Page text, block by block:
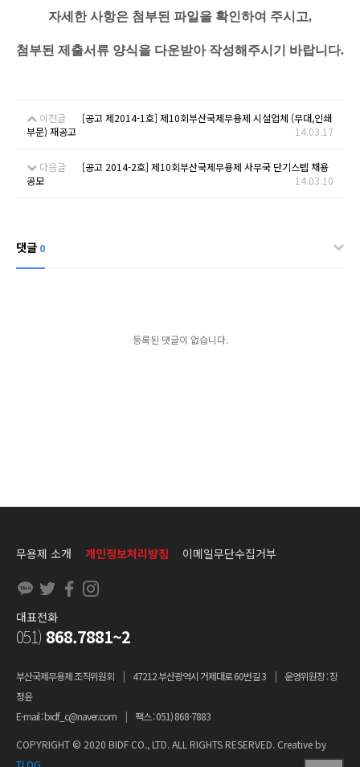
자세한 사항은 첨부된 파일을 확인하여 주시고,
첨부된 제출서류 양식을 다운받아 작성해주시기 바랍니다.
이전글
[공고 제2014-1호] 제10회부산국제무용제 시설업체 (무대,인쇄
부문) 재공고
14.03.17
다음글
[공고 2014-2호] 제10회부산국제무용제 사무국 단기스텝 채용
공모
14.03.10
댓글 0
등록된 댓글이 없습니다.
무용제 소개 개인정보처리방침 이메일무단수집거부
부산국제무용제 조직위원회 | 47212 부산광역시 거제대로 60번길 3 | 운영위원장 : 장
정윤
E-mail : bidf_c@naver.com
| 팩스 : 051) 868-7883
COPYRIGHT © 2020 BIDF CO., LTD. ALL RIGHTS RESERVED. Creative by
TLOG
대표전화
051) 868.7881~2